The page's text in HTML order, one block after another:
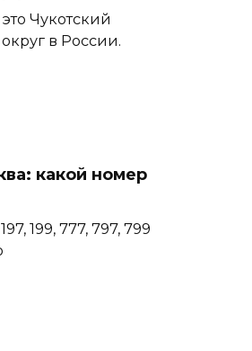
Чукотский
в России.
какой номер
199, 777, 797, 799